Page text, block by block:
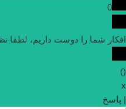
0
افکار شما را دوست داریم، لطفا
(
)
x
| پاسخ